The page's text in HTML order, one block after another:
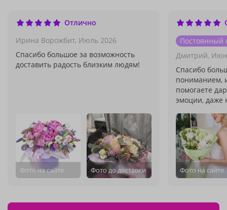
Отлично
Ирина Ворожбит, Июль 2026
Спасибо большое за возможность
доставить радость близким людям!
Фото на сайте Фото до доставки
Постоянный
Дмитрий,
Спасибо
пониманием,
помогаете
эмоции, даже
Фото на сайте